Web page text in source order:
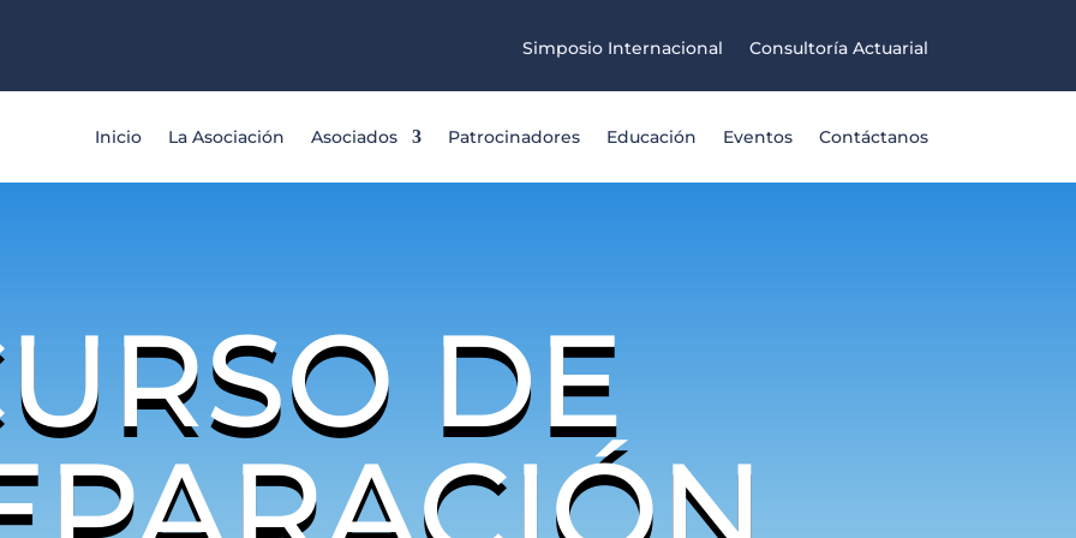
Simposio Internacional Consultoría Actuarial
Inicio La Asociación Asociados Patrocinadores Educación Eventos Contáctanos
DE